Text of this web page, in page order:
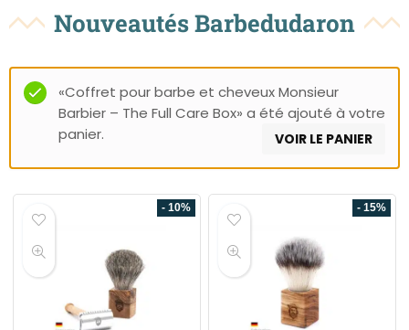
Nouveautés Barbedudaron
«Coffret pour barbe et cheveux Monsieur
Barbier – The Full Care Box» a été ajouté à votre
panier.
VOIR LE PANIER
- 10% - 15%